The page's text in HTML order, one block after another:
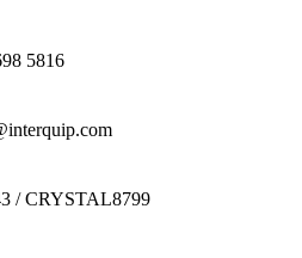
5816
/ CRYSTAL8799